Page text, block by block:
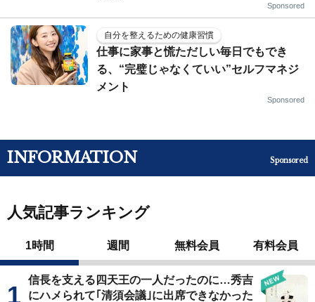
Sponsored
自分を整えるための健康習慣
仕事に家事と慌ただしい毎日でもでき
る、“完璧じゃなくていい”セルフマネジ
メント
Sponsored
INFORMATION Sponsored
人気記事ランキング
1時間 週間 無料会員 有料会員
信長を支える四天王の一人だったのに…秀吉
にハメられて｢清須会議｣に出席できなかった